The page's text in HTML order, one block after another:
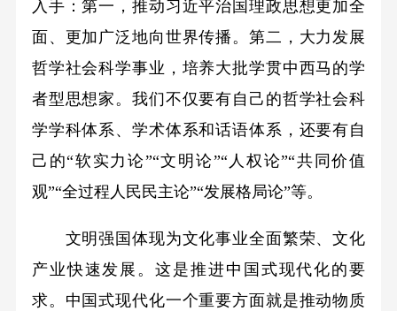
入手：第一，推动习近平治国理政思想更加全
面、更加广泛地向世界传播。第二，大力发展
哲学社会科学事业，培养大批学贯中西马的学
者型思想家。我们不仅要有自己的哲学社会科
学学科体系、学术体系和话语体系，还要有自
己的“软实力论”“文明论”“人权论”“共同价值
观”“全过程人民民主论”“发展格局论”等。
文明强国体现为文化事业全面繁荣、文化
产业快速发展。这是推进中国式现代化的要
求。中国式现代化一个重要方面就是推动物质